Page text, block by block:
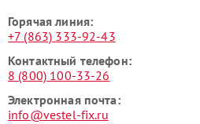
Горячая линия:
+7 (863) 333-92-43
Контактный телефон:
8 (800) 100-33-26
Электронная почта:
info@vestel-fix.ru